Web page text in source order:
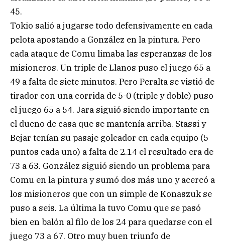
45.
Tokio salió a jugarse todo defensivamente en cada
pelota apostando a González en la pintura. Pero
cada ataque de Comu limaba las esperanzas de los
misioneros. Un triple de Llanos puso el juego 65 a
49 a falta de siete minutos. Pero Peralta se vistió de
tirador con una corrida de 5-0 (triple y doble) puso
el juego 65 a 54. Jara siguió siendo importante en
el dueño de casa que se mantenía arriba. Stassi y
Bejar tenían su pasaje goleador en cada equipo (5
puntos cada uno) a falta de 2.14 el resultado era de
73 a 63. González siguió siendo un problema para
Comu en la pintura y sumó dos más uno y acercó a
los misioneros que con un simple de Konaszuk se
puso a seis. La última la tuvo Comu que se pasó
bien en balón al filo de los 24 para quedarse con el
juego 73 a 67. Otro muy buen triunfo de